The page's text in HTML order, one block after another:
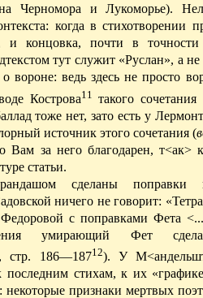
Черномора и Лукоморье).
когда в стихотворении
и концовка, почти в точности
тут служит «Руслан», а
вороне: ведь здесь не просто
Кострова11
такого
тоже нет, зато есть у
источник этого сочетания (
Вам за него благодарен, т<ак>
статьи.
сделаны поправки
ничего не говорит:
с поправками Фета
умирающий Фет
, стр. 186—18712). У М<
последним стихам, к их
некоторые признаки мертвых